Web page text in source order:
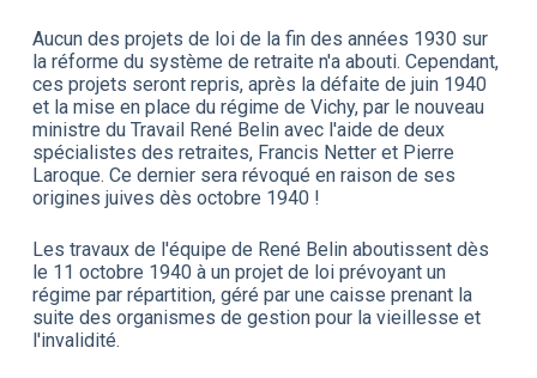
Aucun des projets de loi de la fin des années 1930 sur
la réforme du système de retraite n'a abouti. Cependant,
ces projets seront repris, après la défaite de juin 1940
et la mise en place du régime de Vichy, par le nouveau
ministre du Travail René Belin avec l'aide de deux
spécialistes des retraites, Francis Netter et Pierre
Laroque. Ce dernier sera révoqué en raison de ses
origines juives dès octobre 1940 !
Les travaux de l'équipe de René Belin aboutissent dès
le 11 octobre 1940 à un projet de loi prévoyant un
régime par répartition, géré par une caisse prenant la
suite des organismes de gestion pour la vieillesse et
l'invalidité.